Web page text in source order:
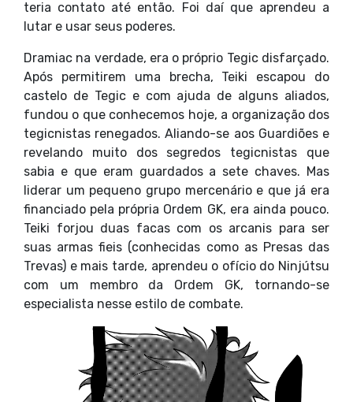
teria contato até então. Foi daí que aprendeu a
lutar e usar seus poderes.
Dramiac na verdade, era o próprio Tegic disfarçado.
Após permitirem uma brecha, Teiki escapou do
castelo de Tegic e com ajuda de alguns aliados,
fundou o que conhecemos hoje, a organização dos
tegicnistas renegados. Aliando-se aos Guardiões e
revelando muito dos segredos tegicnistas que
sabia e que eram guardados a sete chaves. Mas
liderar um pequeno grupo mercenário e que já era
financiado pela própria Ordem GK, era ainda pouco.
Teiki forjou duas facas com os arcanis para ser
suas armas fieis (conhecidas como as Presas das
Trevas) e mais tarde, aprendeu o ofício do Ninjútsu
com um membro da Ordem GK, tornando-se
especialista nesse estilo de combate.